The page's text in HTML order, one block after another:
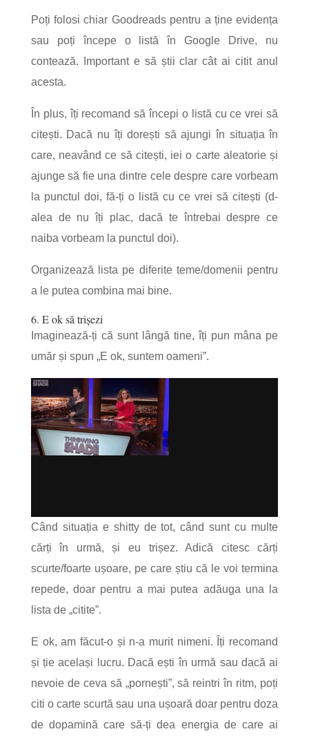
Poți folosi chiar Goodreads pentru a ține evidența
sau poți începe o listă în Google Drive, nu
contează. Important e să știi clar cât ai citit anul
acesta.
În plus, îți recomand să începi o listă cu ce vrei să
citești. Dacă nu îți dorești să ajungi în situația în
care, neavând ce să citești, iei o carte aleatorie și
ajunge să fie una dintre cele despre care vorbeam
la punctul doi, fă-ți o listă cu ce vrei să citești (d-
alea de nu îți plac, dacă te întrebai despre ce
naiba vorbeam la punctul doi).
Organizează lista pe diferite teme/domenii pentru
a le putea combina mai bine.
6. E ok să trișezi
Imaginează-ți că sunt lângă tine, îți pun mâna pe
umăr și spun „E ok, suntem oameni”.
Când situația e shitty de tot, când sunt cu multe
cărți în urmă, și eu trișez. Adică citesc cărți
scurte/foarte ușoare, pe care știu că le voi termina
repede, doar pentru a mai putea adăuga una la
lista de „citite”.
E ok, am făcut-o și n-a murit nimeni. Îți recomand
și ție același lucru. Dacă ești în urmă sau dacă ai
nevoie de ceva să „pornești”, să reintri în ritm, poți
citi o carte scurtă sau una ușoară doar pentru doza
de dopamină care să-ți dea energia de care ai